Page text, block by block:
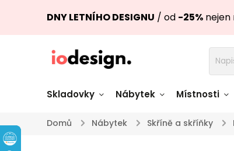
DNY LETNÍHO DESIGNU / od -25% nejen
Skladovky
Židle skladem
Nábytek Místnosti
Domů / Nábytek / Skříně a skříňky /